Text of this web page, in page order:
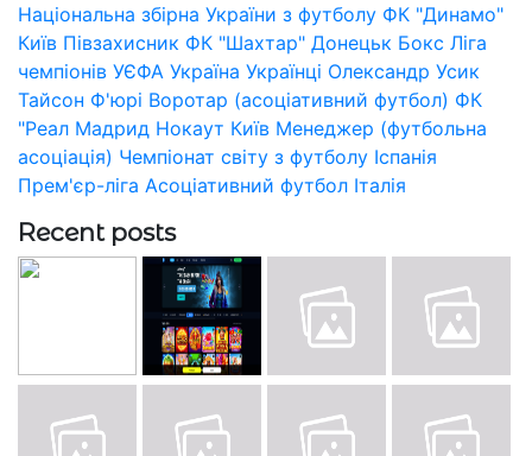
Національна збірна України з футболу ФК "Динамо"
Київ Півзахисник ФК "Шахтар" Донецьк Бокс Ліга
чемпіонів УЄФА Україна Українці Олександр Усик
Тайсон Ф'юрі Воротар (асоціативний футбол) ФК
"Реал Мадрид Нокаут Київ Менеджер (футбольна
асоціація) Чемпіонат світу з футболу Іспанія
Прем'єр-ліга Асоціативний футбол Італія
Recent posts